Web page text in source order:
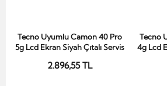
Sepete Ekle
Tecno Uyumlu Camon 40 Pro
5g Lcd Ekran Siyah Çıtalı Servis
2.896,55 TL
Tecno
4g Lcd